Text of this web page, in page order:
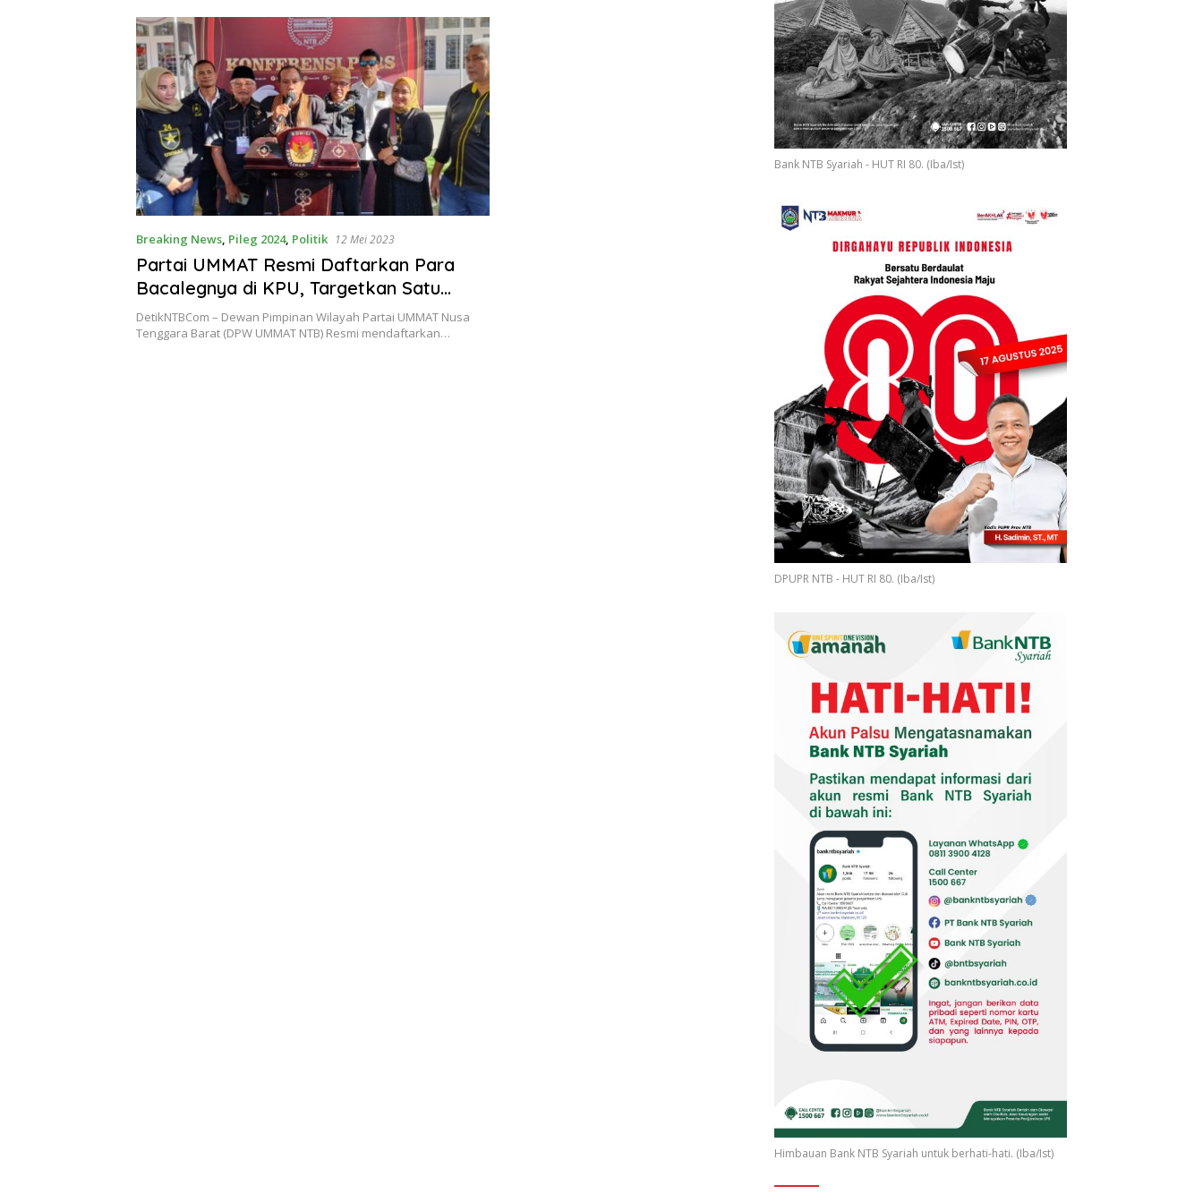
Ditegakkan
Breaking News, Pileg 2024, Politik 12 Mei 2023
Partai UMMAT Resmi Daftarkan Para
Bacalegnya di KPU, Targetkan Satu
Fraksi di DPRD NTB
DetikNTBCom – Dewan Pimpinan Wilayah Partai UMMAT Nusa
Tenggara Barat (DPW UMMAT NTB) Resmi mendaftarkan…
Bank NTB Syariah - HUT RI 80. (Iba/Ist)
DPUPR NTB - HUT RI 80. (Iba/Ist)
Himbauan Bank NTB Syariah untuk berhati-hati. (Iba/Ist)